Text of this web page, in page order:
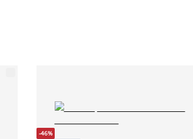
-46%